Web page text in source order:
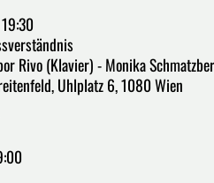
Rivo (Klavier) - Monika
Uhlplatz 6, 1080 Wien